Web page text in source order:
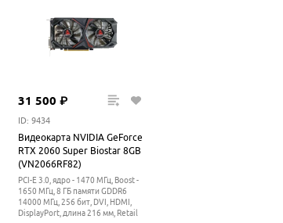
31 500 ₽
ID: 9434
Видеокарта NVIDIA GeForce
RTX 2060 Super Biostar 8GB
(VN2066RF82)
PCI-E 3.0, ядро - 1470 МГц, Boost -
1650 МГц , 8 ГБ памяти GDDR6
14000 МГц , 256 бит, DVI, HDMI,
DisplayPort, длина 216 мм, Retail